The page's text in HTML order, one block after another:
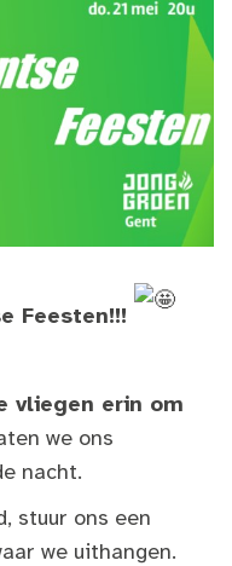
Feesten!!!
vliegen erin om
we ons
nacht.
stuur ons een
we uithangen.